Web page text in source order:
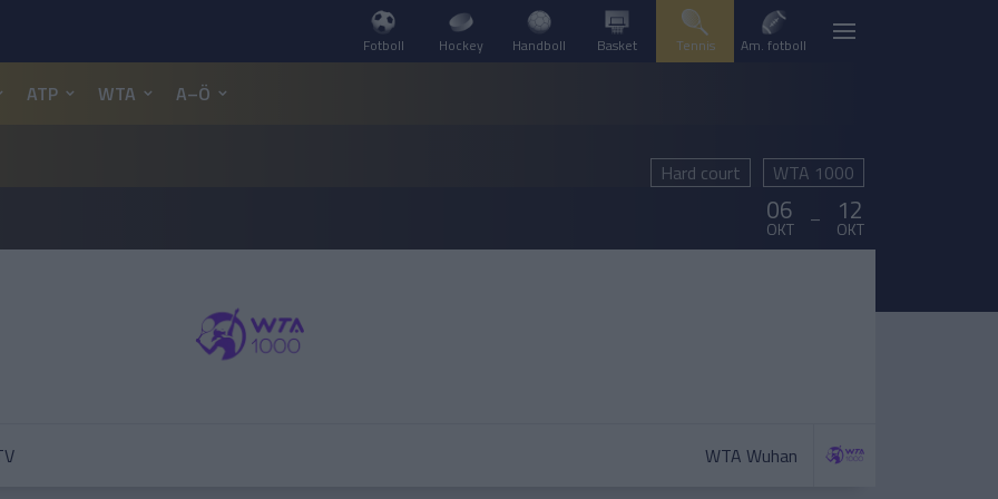
Fotboll Hockey Handboll Basket Tennis Am. fotboll
ATP WTA A–Ö
Hard court WTA 1000
06
OKT – 12
OKT
WTA Wuhan